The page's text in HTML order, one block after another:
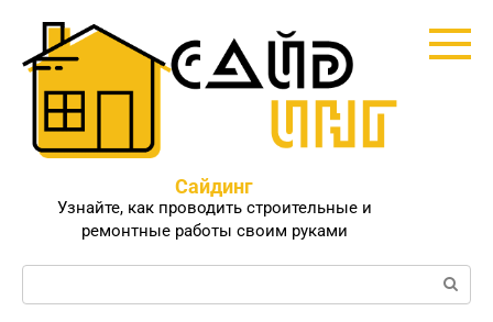
контенту
Сайдинг
Узнайте, как проводить строительные и
ремонтные работы своим руками
Поиск: